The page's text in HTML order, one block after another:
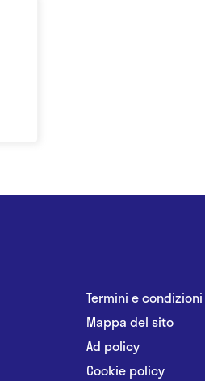
Termini e condizioni
Mappa del sito
Ad policy
Cookie policy